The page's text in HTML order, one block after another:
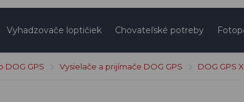
Vyhadzovače loptičiek Chovateľské potreby
DOG GPS Vysielače a prijímače DOG GPS DOG GPS